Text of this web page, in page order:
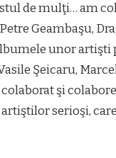
de mulţi… am
Geambaşu,
unor artişti
Şeicaru,
şi
serioşi,